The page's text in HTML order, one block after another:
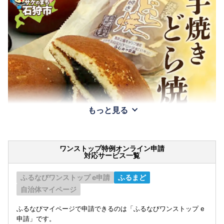
もっと見る
ワンストップ特例オンライン申請
対応サービス一覧
ふるなびワンストップ e申請
ふるまど
自治体マイページ
ふるなびマイページで申請できるのは「ふるなびワンストップ e
申請」です。